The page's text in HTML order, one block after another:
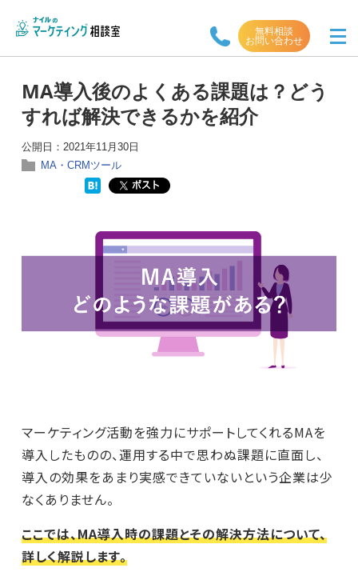
無料相談
お問い合わせ
MA導入後のよくある課題は？どう
すれば解決できるかを紹介
公開日： 2021年11月30日
MA・CRMツール
マーケティング活動を強力にサポートしてくれるMAを
導入したものの、運用する中で思わぬ課題に直面し、
導入の効果をあまり実感できていないという企業は少
なくありません。
ここでは、MA導入時の課題とその解決方法について、
詳しく解説します。